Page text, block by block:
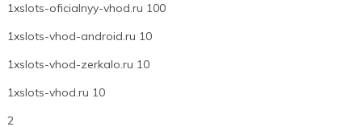
1xslots-oficialnyy-vhod.ru 100
1xslots-vhod-android.ru 10
1xslots-vhod-zerkalo.ru 10
1xslots-vhod.ru 10
2